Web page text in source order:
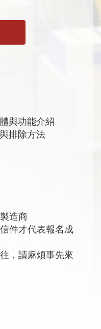
與功能介紹
排除方法
造商
件才代表報名成
，請麻煩事先來